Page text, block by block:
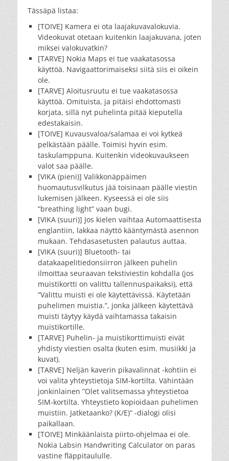
Tässäpä listaa:
[TOIVE] Kamera ei ota laajakuvavalokuvia.
Videokuvat otetaan kuitenkin laajakuvana, joten
miksei valokuvatkin?
[TARVE] Nokia Maps ei tue vaakatasossa
käyttöä. Navigaattorimaiseksi siitä siis ei oikein
ole.
[TARVE] Aloitusruutu ei tue vaakatasossa
käyttöä. Omituista, ja pitäisi ehdottomasti
korjata, sillä nyt puhelinta pitää kieputella
edestakaisin.
[TOIVE] Kuvausvaloa/salamaa ei voi kytkeä
pelkästään päälle. Toimisi hyvin esim.
taskulamppuna. Kuitenkin videokuvaukseen
valot saa päälle.
[VIKA (pieni)] Valikkonäppäimen
huomautusvilkutus jää toisinaan päälle viestin
lukemisen jälkeen. Kyseessä ei ole siis
”breathing light” vaan bugi.
[VIKA (suuri)] Jos kielen vaihtaa Automaattisesta
englantiin, lakkaa näyttö kääntymästä asennon
mukaan. Tehdasasetusten palautus auttaa.
[VIKA (suuri)] Bluetooth- tai
datakaapelitiedonsiirron jälkeen puhelin
ilmoittaa seuraavan tekstiviestin kohdalla (jos
muistikortti on valittu tallennuspaikaksi), että
”Valittu muisti ei ole käytettävissä. Käytetään
puhelimen muistia.”, jonka jälkeen käytettävä
muisti täytyy käydä vaihtamassa takaisin
muistikortille.
[TARVE] Puhelin- ja muistikorttimuisti eivät
yhdisty viestien osalta (kuten esim. musiikki ja
kuvat).
[TARVE] Neljän kaverin pikavalinnat -kohtiin ei
voi valita yhteystietoja SIM-kortilta. Vähintään
jonkinlainen ”Olet valitsemassa yhteystietoa
SIM-kortilta. Yhteystieto kopioidaan puhelimen
muistiin. Jatketaanko? (K/E)” -dialogi olisi
paikallaan.
[TOIVE] Minkäänlaista piirto-ohjelmaa ei ole.
Nokia Labsin Handwriting Calculator on paras
vastine fläppitaululle.